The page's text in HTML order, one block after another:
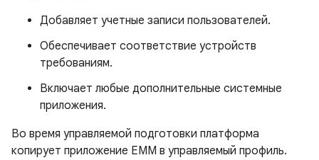
Добавляет учетные записи пользователей.
Обеспечивает соответствие устройств
требованиям.
Включает любые дополнительные системные
приложения.
Во время управляемой подготовки платформа
копирует приложение EMM в управляемый профиль.